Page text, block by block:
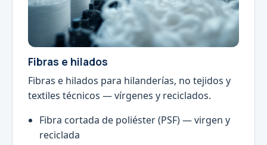
Fibras e hilados
Fibras e hilados para hilanderías, no tejidos y
textiles técnicos — vírgenes y reciclados.
Fibra cortada de poliéster (PSF) — virgen y
reciclada